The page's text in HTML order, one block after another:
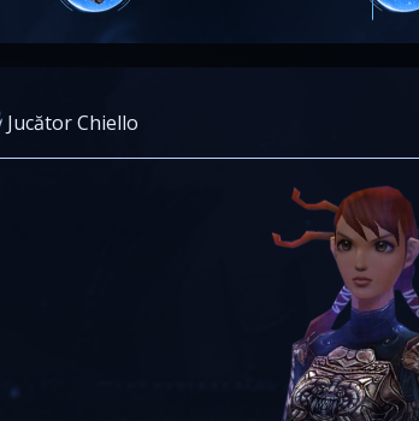
Jucător Chiello